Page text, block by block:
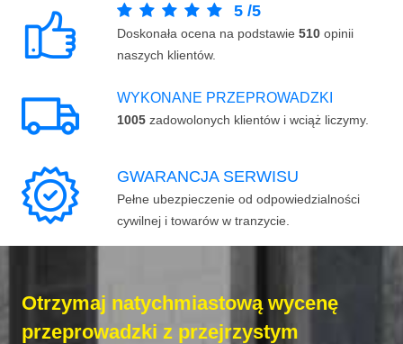
5 /5
Doskonała ocena na podstawie 510 opinii
naszych klientów.
WYKONANE PRZEPROWADZKI
1005 zadowolonych klientów i wciąż liczymy.
GWARANCJA SERWISU
Pełne ubezpieczenie od odpowiedzialności
cywilnej i towarów w tranzycie.
Otrzymaj natychmiastową wycenę
przeprowadzki z przejrzystym